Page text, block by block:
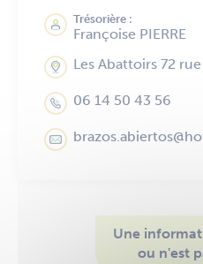
Trésorière :
Françoise PIERRE
Les Abattoirs 72
06 14 50 43 56
Une
ou n'est